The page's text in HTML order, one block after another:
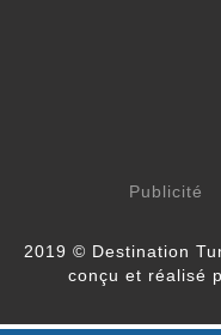
Publicité
2019 © Destination
conçu et réalisé